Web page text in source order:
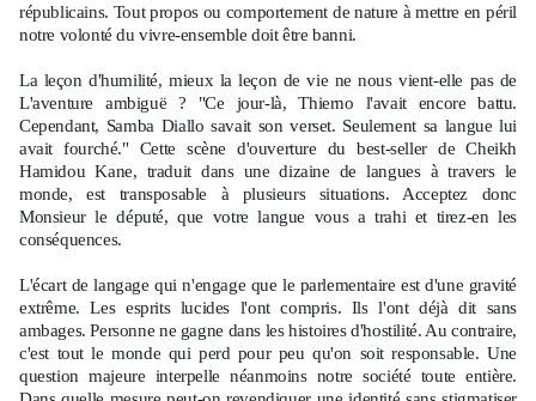
républicains. Tout propos ou comportement de nature à mettre en péril
notre volonté du vivre-ensemble doit être banni.
La leçon d'humilité, mieux la leçon de vie ne nous vient-elle pas de
L'aventure ambiguë ? "Ce jour-là, Thierno l'avait encore battu.
Cependant, Samba Diallo savait son verset. Seulement sa langue lui
avait fourché." Cette scène d'ouverture du best-seller de Cheikh
Hamidou Kane, traduit dans une dizaine de langues à travers le
monde, est transposable à plusieurs situations. Acceptez donc
Monsieur le député, que votre langue vous a trahi et tirez-en les
conséquences.
L'écart de langage qui n'engage que le parlementaire est d'une gravité
extrême. Les esprits lucides l'ont compris. Ils l'ont déjà dit sans
ambages. Personne ne gagne dans les histoires d'hostilité. Au contraire,
c'est tout le monde qui perd pour peu qu'on soit responsable. Une
question majeure interpelle néanmoins notre société toute entière.